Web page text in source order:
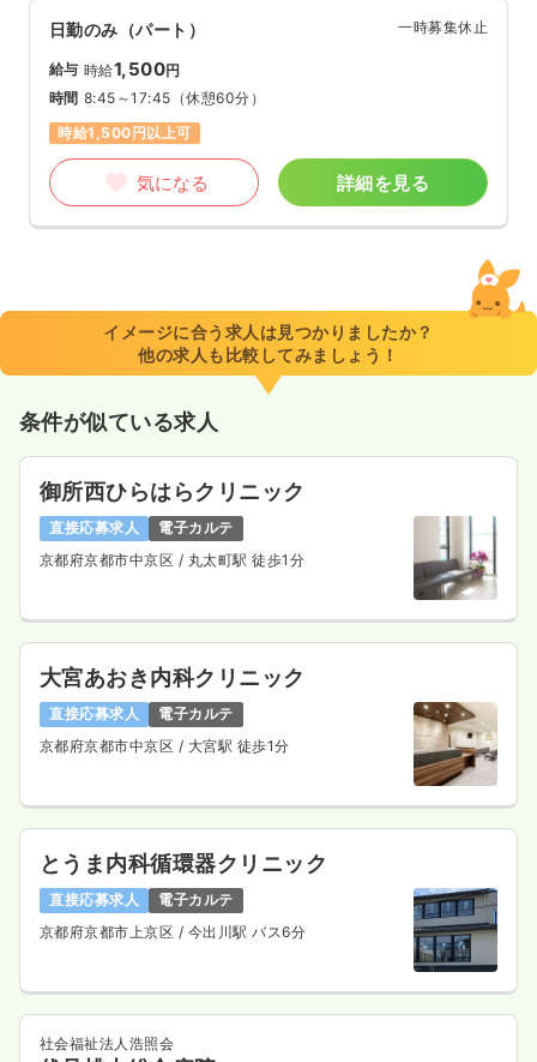
日勤のみ（パート） 一時募集休止
給与 時給1,500円
時間 8:45～17:45 （休憩60分）
時給1,500円以上可
気になる 詳細を見る
イメージに合う求人は見つかりましたか？
他の求人も比較してみましょう！
条件が似ている求人
御所西ひらはらクリニック
直接応募求人
電子カルテ
京都府京都市中京区 / 丸太町駅 徒歩1分
大宮あおき内科クリニック
直接応募求人
電子カルテ
京都府京都市中京区 / 大宮駅 徒歩1分
とうま内科循環器クリニック
直接応募求人
電子カルテ
京都府京都市上京区 / 今出川駅 バス6分
社会福祉法人浩照会